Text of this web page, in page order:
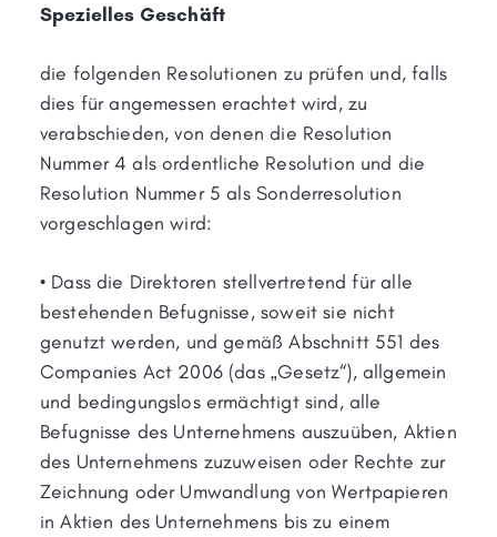
Spezielles Geschäft
die folgenden Resolutionen zu prüfen und, falls
dies für angemessen erachtet wird, zu
verabschieden, von denen die Resolution
Nummer 4 als ordentliche Resolution und die
Resolution Nummer 5 als Sonderresolution
vorgeschlagen wird:
• Dass die Direktoren stellvertretend für alle
bestehenden Befugnisse, soweit sie nicht
genutzt werden, und gemäß Abschnitt 551 des
Companies Act 2006 (das „Gesetz“), allgemein
und bedingungslos ermächtigt sind, alle
Befugnisse des Unternehmens auszuüben, Aktien
des Unternehmens zuzuweisen oder Rechte zur
Zeichnung oder Umwandlung von Wertpapieren
in Aktien des Unternehmens bis zu einem